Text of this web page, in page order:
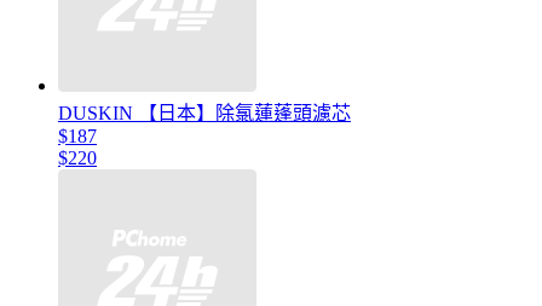
DUSKIN 【日本】除氯蓮蓬頭濾芯
$187
$220